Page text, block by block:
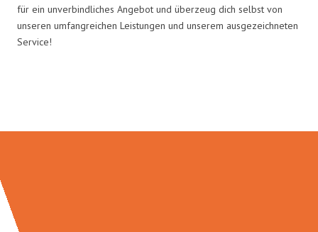
für ein unverbindliches Angebot und überzeug dich selbst von
unseren umfangreichen Leistungen und unserem ausgezeichneten
Service!